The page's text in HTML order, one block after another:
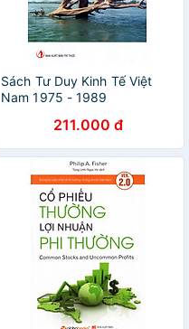
Sách Tư Duy Kinh Tế Việt
Nam 1975 - 1989
211.000 đ